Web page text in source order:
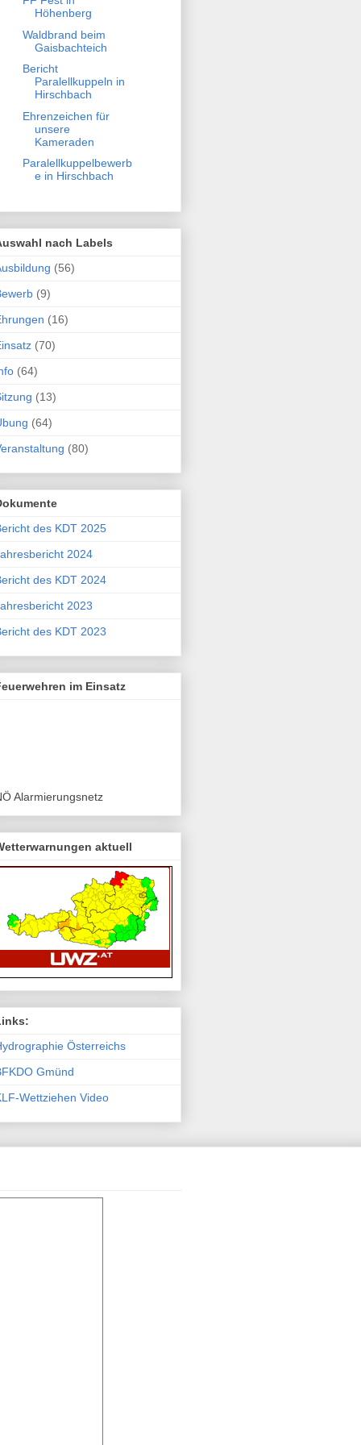
Höhenberg
Waldbrand beim
Gaisbachteich
Bericht
Paralellkuppeln in
Hirschbach
Ehrenzeichen für
unsere
Kameraden
Paralellkuppelbewerb
e in Hirschbach
nach Labels
(56)
(9)
(16)
(70)
(64)
(13)
(64)
(80)
des KDT 2025
2024
des KDT 2024
2023
des KDT 2023
im Einsatz
Alarmierungsnetz
aktuell
Österreichs
Gmünd
Wettziehen Video